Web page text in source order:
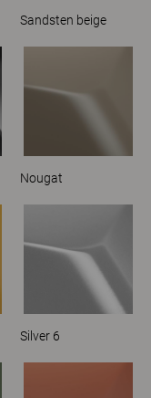
Sandsten beige
Nougat
Silver 6